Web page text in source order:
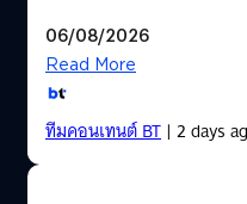
06/08/2026
Read More
ทีมคอนเทนต์ BT| 2 days